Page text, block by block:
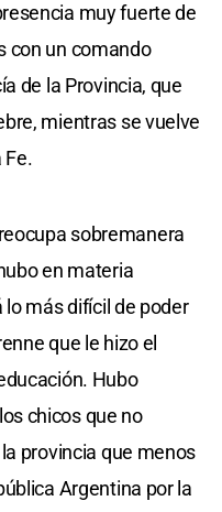
muy fuerte de
con un comando
de la Provincia, que
mientras se vuelve
Fe.
sobremanera
en materia
más difícil de poder
que le hizo el
Hubo
chicos que no
provincia que menos
Argentina por la